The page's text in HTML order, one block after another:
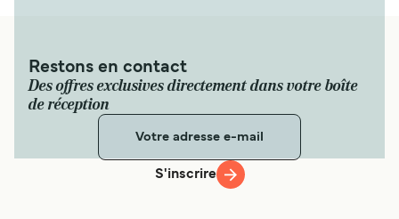
Restons en contact
Des offres exclusives directement dans votre boîte
de réception
S'inscrire